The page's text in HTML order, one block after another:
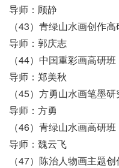
导师：顾静
（43）青绿山水画创作
导师：郭庆志
（44）中国重彩画高研班
导师：郑美秋
（45）方勇山水画笔墨
导师：方勇
（46）青绿山水画高研班
导师：魏云飞
（47）陈治人物画主题